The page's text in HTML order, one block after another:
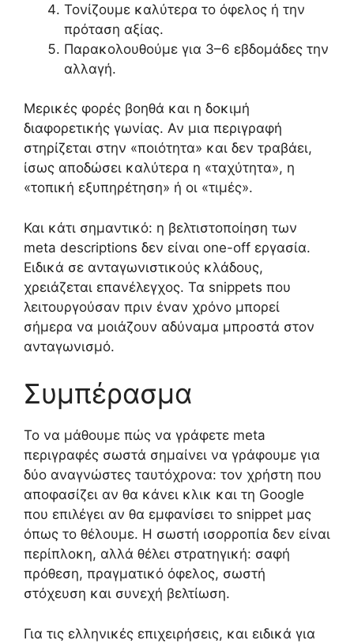
Τονίζουμε καλύτερα το όφελος ή την
πρόταση αξίας.
Παρακολουθούμε για 3–6 εβδομάδες την
αλλαγή.
Μερικές φορές βοηθά και η δοκιμή
διαφορετικής γωνίας. Αν μια περιγραφή
στηρίζεται στην «ποιότητα» και δεν τραβάει,
ίσως αποδώσει καλύτερα η «ταχύτητα», η
«τοπική εξυπηρέτηση» ή οι «τιμές».
Και κάτι σημαντικό: η βελτιστοποίηση των
meta descriptions δεν είναι one-off εργασία.
Ειδικά σε ανταγωνιστικούς κλάδους,
χρειάζεται επανέλεγχος. Τα snippets που
λειτουργούσαν πριν έναν χρόνο μπορεί
σήμερα να μοιάζουν αδύναμα μπροστά στον
ανταγωνισμό.
Συμπέρασμα
Το να μάθουμε πώς να γράφετε meta
περιγραφές σωστά σημαίνει να γράφουμε για
δύο αναγνώστες ταυτόχρονα: τον χρήστη που
αποφασίζει αν θα κάνει κλικ και τη Google
που επιλέγει αν θα εμφανίσει το snippet μας
όπως το θέλουμε. Η σωστή ισορροπία δεν είναι
περίπλοκη, αλλά θέλει στρατηγική: σαφή
πρόθεση, πραγματικό όφελος, σωστή
στόχευση και συνεχή βελτίωση.
Για τις ελληνικές επιχειρήσεις, και ειδικά για